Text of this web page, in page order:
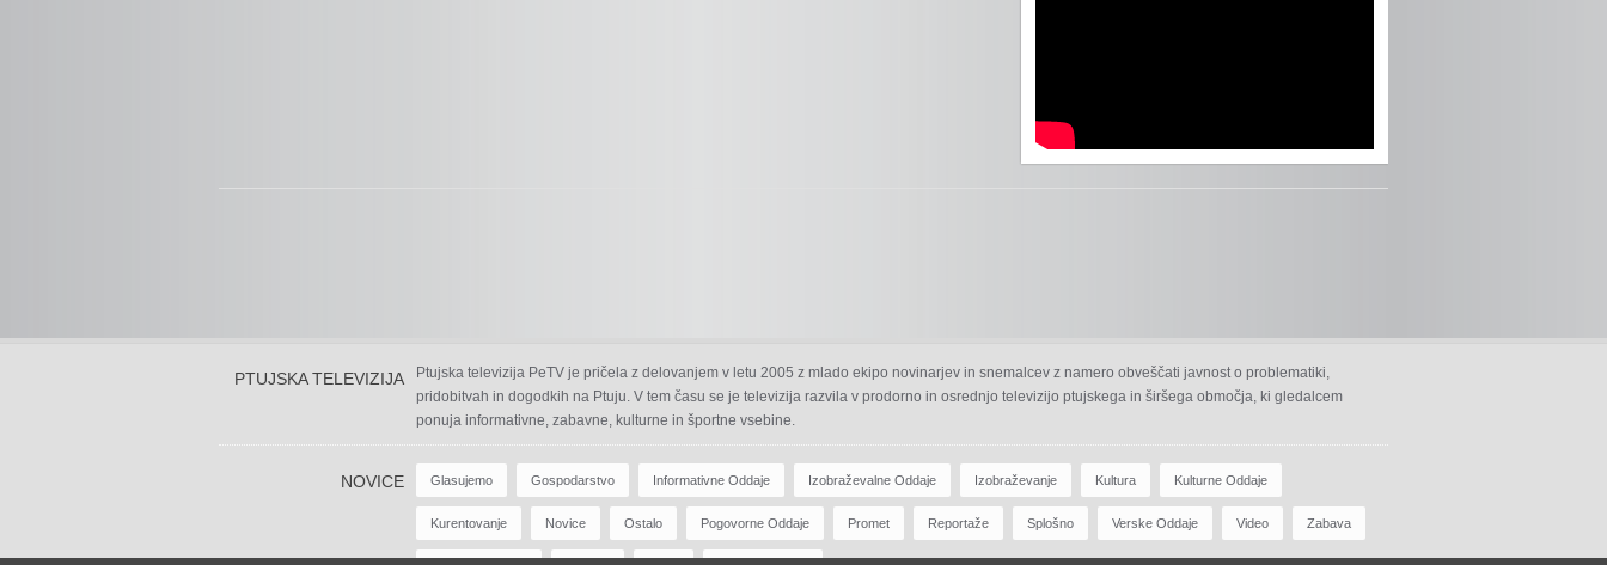
PTUJSKA TELEVIZIJA
Ptujska televizija PeTV je pričela z delovanjem v letu 2005 z mlado ekipo novinarjev in snemalcev z namero obveščati javnost o problematiki,
pridobitvah in dogodkih na Ptuju. V tem času se je televizija razvila v prodorno in osrednjo televizijo ptujskega in širšega območja, ki gledalcem
ponuja informativne, zabavne, kulturne in športne vsebine.
NOVICE Glasujemo Gospodarstvo Informativne Oddaje Izobraževalne Oddaje Izobraževanje Kultura Kulturne Oddaje
Kurentovanje Novice Ostalo Pogovorne Oddaje Promet Reportaže Splošno Verske Oddaje Video Zabava